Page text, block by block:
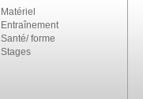
Matériel
Entraînement
Santé/ forme
Stages